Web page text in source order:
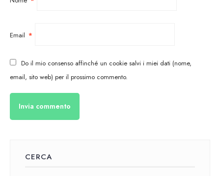
Email *
Do il mio consenso affinché un cookie salvi i miei dati (nome,
email, sito web) per il prossimo commento.
CERCA